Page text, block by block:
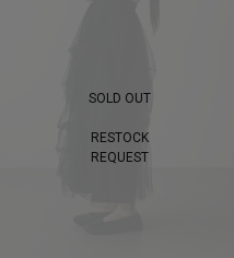
SOLD OUT
RESTOCK
REQUEST